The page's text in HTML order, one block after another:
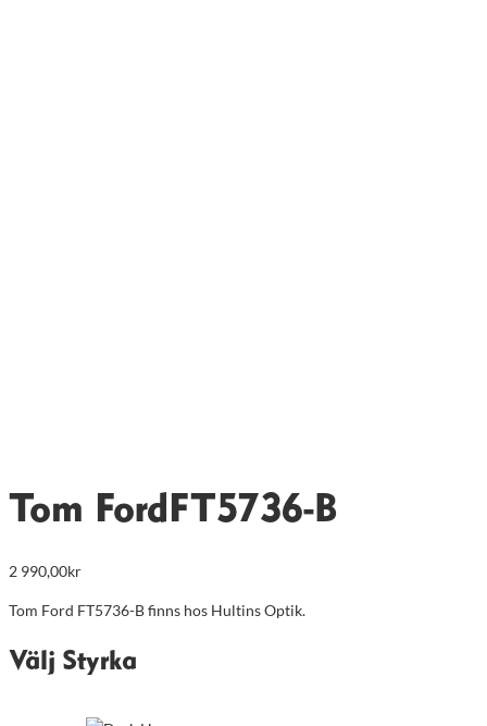
Tom Ford FT5736-B
2 990,00kr
Tom Ford FT5736-B finns hos Hultins Optik.
Välj Styrka